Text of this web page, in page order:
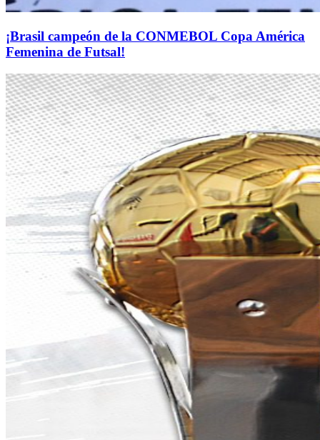
¡Brasil campeón de la CONMEBOL Copa América
Femenina de Futsal!